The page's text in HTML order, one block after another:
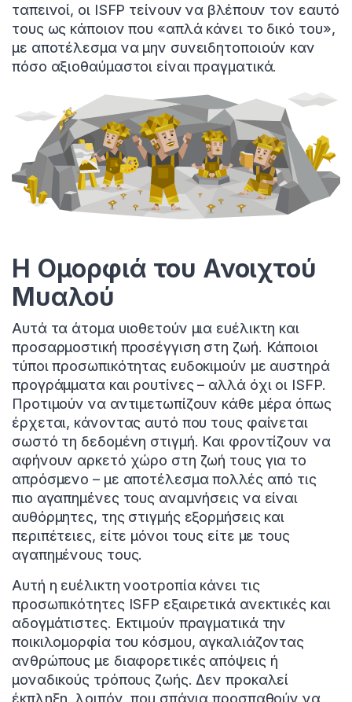
ταπεινοί, οι ISFP τείνουν να βλέπουν τον εαυτό
τους ως κάποιον που «απλά κάνει το δικό του»,
με αποτέλεσμα να μην συνειδητοποιούν καν
πόσο αξιοθαύμαστοι είναι πραγματικά.
Η Ομορφιά του Ανοιχτού
Μυαλού
Αυτά τα άτομα υιοθετούν μια ευέλικτη και
προσαρμοστική προσέγγιση στη ζωή. Κάποιοι
τύποι προσωπικότητας ευδοκιμούν με αυστηρά
προγράμματα και ρουτίνες – αλλά όχι οι ISFP.
Προτιμούν να αντιμετωπίζουν κάθε μέρα όπως
έρχεται, κάνοντας αυτό που τους φαίνεται
σωστό τη δεδομένη στιγμή. Και φροντίζουν να
αφήνουν αρκετό χώρο στη ζωή τους για το
απρόσμενο – με αποτέλεσμα πολλές από τις
πιο αγαπημένες τους αναμνήσεις να είναι
αυθόρμητες, της στιγμής εξορμήσεις και
περιπέτειες, είτε μόνοι τους είτε με τους
αγαπημένους τους.
Αυτή η ευέλικτη νοοτροπία κάνει τις
προσωπικότητες ISFP εξαιρετικά ανεκτικές και
αδογμάτιστες. Εκτιμούν πραγματικά την
ποικιλομορφία του κόσμου, αγκαλιάζοντας
ανθρώπους με διαφορετικές απόψεις ή
μοναδικούς τρόπους ζωής. Δεν προκαλεί
έκπληξη, λοιπόν, που σπάνια προσπαθούν να